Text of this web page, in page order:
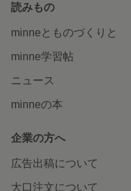
読みもの
minneとものづくりと
minne学習帖
ニュース
minneの本
企業の方へ
広告出稿について
大口注文について